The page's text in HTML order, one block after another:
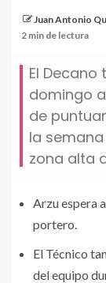
Juan Antonio
2 min de lectura
Arzu junto a
El
domingo
de
la
zona alta
Arzu espera
portero.
El Técnico
del equipo